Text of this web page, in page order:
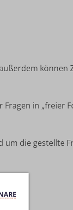
können
in „freier
die gestellte